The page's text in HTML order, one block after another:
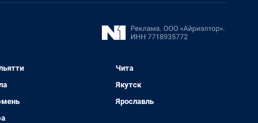
Чита
Якутск
Ярославль